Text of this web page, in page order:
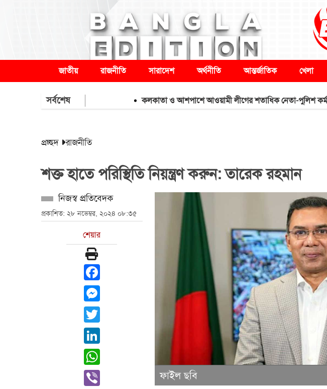
জাতীয় রাজনীতি সারাদেশ অর্থনীতি আন্তর্জাতিক খেলা
সর্বশেষ কলকাতা ও আশপাশে আওয়ামী লীগের শতাধিক নেতা-পুলিশ কর্মকর্তা
প্রচ্ছদ রাজনীতি
শক্ত হাতে পরিস্থিতি নিয়ন্ত্রণ করুন: তারেক রহমান
নিজস্ব প্রতিবেদক
প্রকাশিত: ২৮ নভেম্বর, ২০২৪ ০৮:৩৫
শেয়ার
Facebook
Messenger
Twitter
LinkedIn
WhatsApp
Viber
ফাইল ছবি